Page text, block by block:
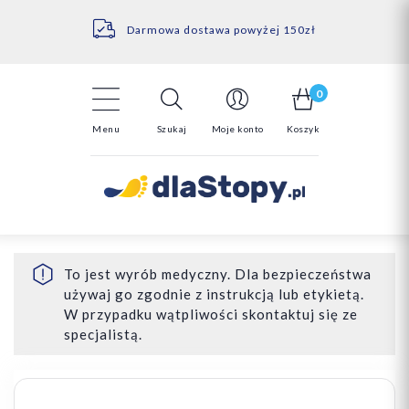
Darmowa dostawa powyżej 150zł
14 Dni na darmowy zwrot*
Menu Szukaj Moje konto
0
Koszyk
To jest wyrób medyczny. Dla bezpieczeństwa
używaj go zgodnie z instrukcją lub etykietą.
W przypadku wątpliwości skontaktuj się ze
specjalistą.